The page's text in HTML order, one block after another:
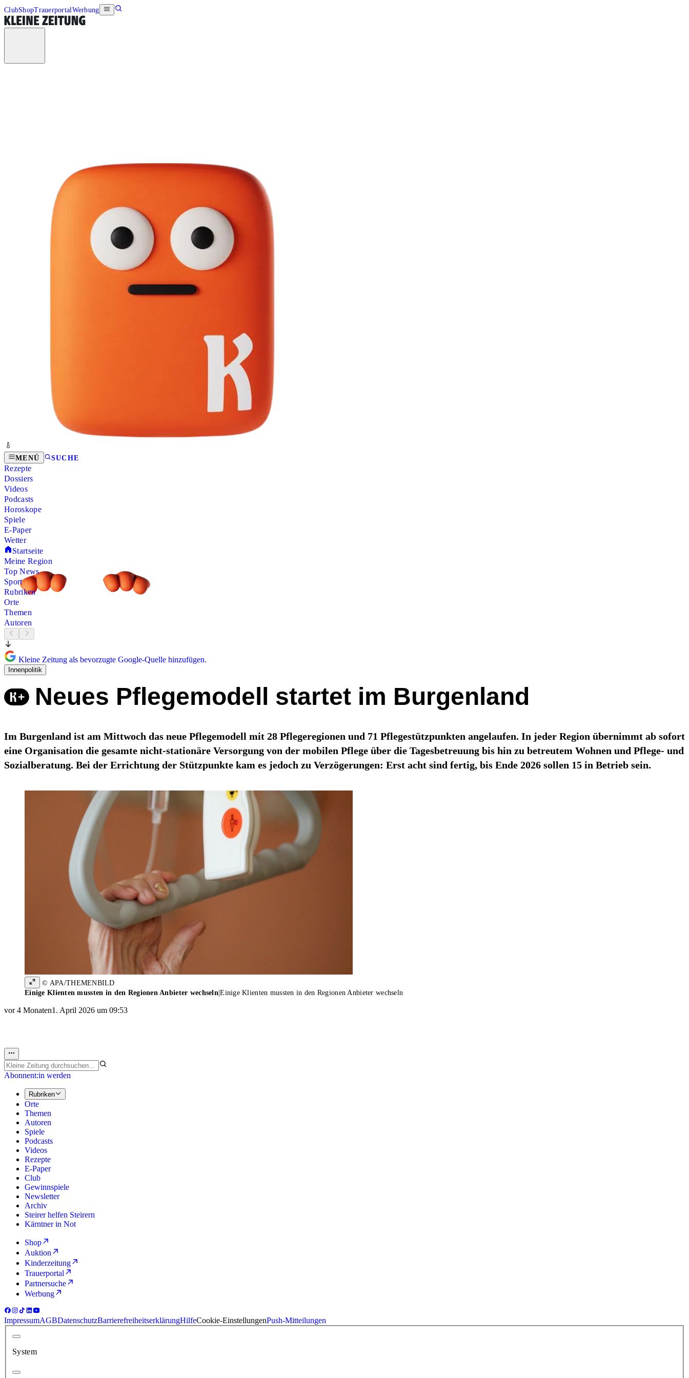
ClubShopTrauerportalWerbung
MENÜ SUCHE
Rezepte
Dossiers
Videos
Podcasts
Horoskope
Spiele
E-Paper
Wetter
Startseite
Meine Region
Top News
Sport
Rubriken
Orte
Themen
Autoren
Kleine Zeitung als bevorzugte Google-Quelle hinzufügen.
Innenpolitik
Neues Pflegemodell startet im Burgenland
Im Burgenland ist am Mittwoch das neue Pflegemodell mit 28 Pflegeregionen und 71 Pflegestützpunkten angelaufen. In jeder Region übernimmt ab sofort
eine Organisation die gesamte nicht-stationäre Versorgung von der mobilen Pflege über die Tagesbetreuung bis hin zu betreutem Wohnen und Pflege- und
Sozialberatung. Bei der Errichtung der Stützpunkte kam es jedoch zu Verzögerungen: Erst acht sind fertig, bis Ende 2026 sollen 15 in Betrieb sein.
© APA/THEMENBILD
Einige Klienten mussten in den Regionen Anbieter wechseln|Einige Klienten mussten in den Regionen Anbieter wechseln
vor 4 Monaten1. April 2026 um 09:53
Abonnent:in werden
Rubriken
Orte
Themen
Autoren
Spiele
Podcasts
Videos
Rezepte
E-Paper
Club
Gewinnspiele
Newsletter
Archiv
Steirer helfen Steirern
Kärntner in Not
Shop
Auktion
Kinderzeitung
Trauerportal
Partnersuche
Werbung
ImpressumAGBDatenschutzBarrierefreiheitserklärungHilfeCookie-EinstellungenPush-Mitteilungen
System